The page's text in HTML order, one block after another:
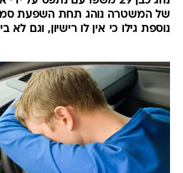
של המשטרה נוהג תחת השפעת
נוספת גילו כי אין לו רישיון, וגם לא